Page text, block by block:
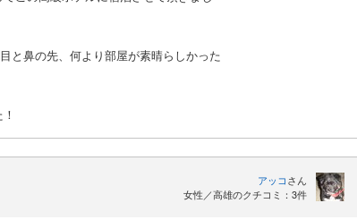
と鼻の先、何より部屋が素晴らしかった
アッコさん
女性／高雄のクチコミ：3件